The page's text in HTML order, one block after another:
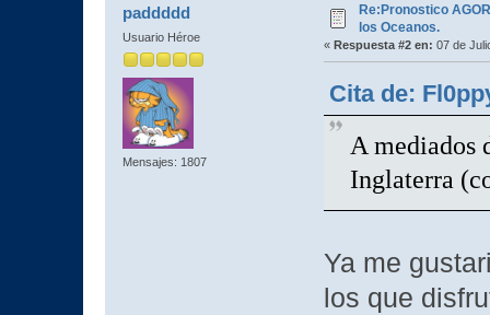
paddddd
Usuario Héroe
Mensajes: 1807
Re:Pronostico
los Oceanos.
« Respuesta #2 en: 07 de
Cita de:
A mediados
Inglaterra
Ya me
los que